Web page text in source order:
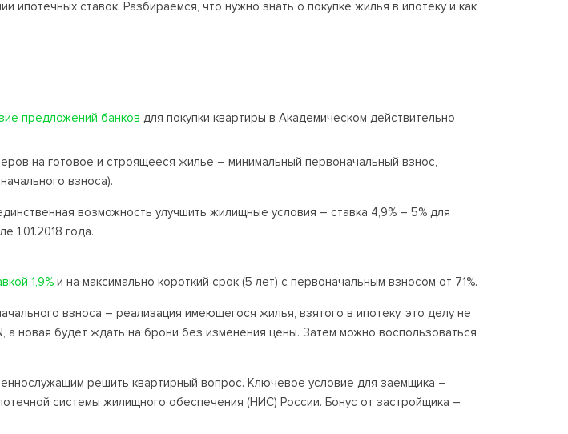
ставок. Разбираемся, что нужно знать о покупке жилья в ипотеку и как
предложений банков для покупки квартиры в Академическом действительно
на готовое и строящееся жилье – минимальный первоначальный взнос,
взноса).
возможность улучшить жилищные условия – ставка 4,9% – 5% для
1.01.2018 года.
1,9% и на максимально короткий срок (5 лет) с первоначальным взносом от 71%.
взноса – реализация имеющегося жилья, взятого в ипотеку, это делу не
новая будет ждать на брони без изменения цены. Затем можно воспользоваться
решить квартирный вопрос. Ключевое условие для заемщика –
системы жилищного обеспечения (НИС) России. Бонус от застройщика –